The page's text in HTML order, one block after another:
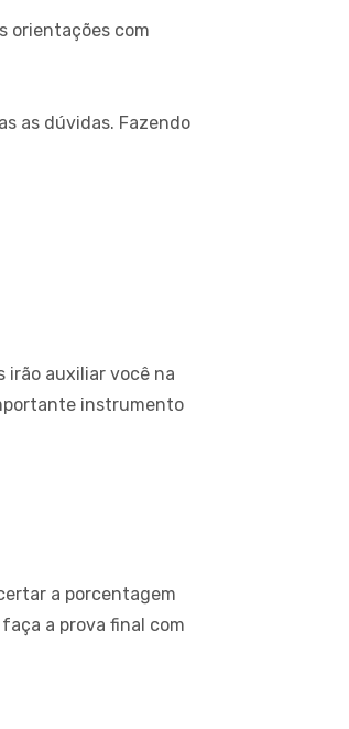
orientações com
as dúvidas. Fazendo
irão auxiliar você na
instrumento
a porcentagem
a prova final com